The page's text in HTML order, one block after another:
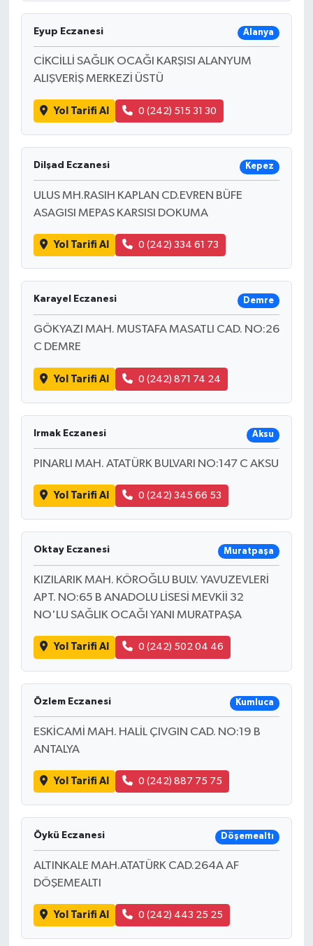
Eyup Eczanesi Alanya
CİKCİLLİ SAĞLIK OCAĞI KARŞISI ALANYUM
ALIŞVERİŞ MERKEZİ ÜSTÜ
Yol Tarifi Al 0 (242) 515 31 30
Dilşad Eczanesi Kepez
ULUS MH.RASIH KAPLAN CD.EVREN BÜFE
ASAGISI MEPAS KARSISI DOKUMA
Yol Tarifi Al 0 (242) 334 61 73
Karayel Eczanesi Demre
GÖKYAZI MAH. MUSTAFA MASATLI CAD. NO:26
C DEMRE
Yol Tarifi Al 0 (242) 871 74 24
Irmak Eczanesi Aksu
PINARLI MAH. ATATÜRK BULVARI NO:147 C AKSU
Yol Tarifi Al 0 (242) 345 66 53
Oktay Eczanesi Muratpaşa
KIZILARIK MAH. KÖROĞLU BULV. YAVUZEVLERİ
APT. NO:65 B ANADOLU LİSESİ MEVKİİ 32
NO'LU SAĞLIK OCAĞI YANI MURATPAŞA
Yol Tarifi Al 0 (242) 502 04 46
Özlem Eczanesi Kumluca
ESKİCAMİ MAH. HALİL ÇIVGIN CAD. NO:19 B
ANTALYA
Yol Tarifi Al 0 (242) 887 75 75
Öykü Eczanesi Döşemealtı
ALTINKALE MAH.ATATÜRK CAD.264A AF
DÖŞEMEALTI
Yol Tarifi Al 0 (242) 443 25 25